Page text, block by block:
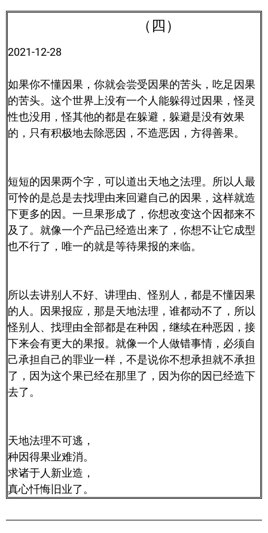
（四）
2021-12-28
如果你不懂因果，你就会尝受因果的苦头，吃足因果
的苦头。这个世界上没有一个人能躲得过因果，怪灵
性也没用，怪其他的都是在躲避，躲避是没有效果
的，只有积极地去除恶因，不造恶因，方得善果。
短短的因果两个字，可以道出天地之法理。所以人最
可怜的是总是去找理由来回避自己的因果，这样就造
下更多的因。一旦果形成了，你想改变这个因都来不
及了。就像一个产品已经造出来了，你想不让它成型
也不行了，唯一的就是等待果报的来临。
所以去讲别人不好、讲理由、怪别人，都是不懂因果
的人。因果报应，那是天地法理，谁都动不了，所以
怪别人、找理由全部都是在种因，继续在种恶因，接
下来会有更大的果报。就像一个人做错事情，必须自
己承担自己的罪业一样，不是说你不想承担就不承担
了，因为这个果已经在那里了，因为你的因已经造下
去了。
天地法理不可逃，
种因得果业难消。
求诸于人新业造，
真心忏悔旧业了。